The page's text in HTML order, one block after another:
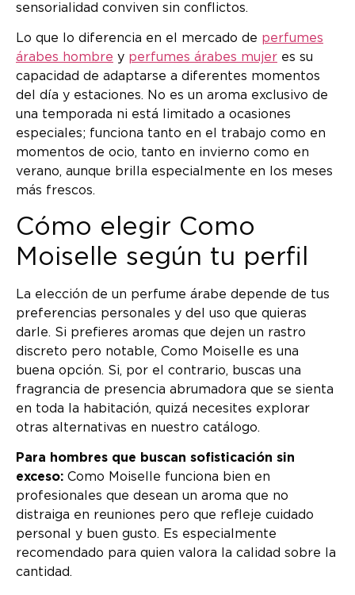
sensorialidad conviven sin conflictos.
Lo que lo diferencia en el mercado de perfumes
árabes hombre y perfumes árabes mujer es su
capacidad de adaptarse a diferentes momentos
del día y estaciones. No es un aroma exclusivo de
una temporada ni está limitado a ocasiones
especiales; funciona tanto en el trabajo como en
momentos de ocio, tanto en invierno como en
verano, aunque brilla especialmente en los meses
más frescos.
Cómo elegir Como
Moiselle según tu perfil
La elección de un perfume árabe depende de tus
preferencias personales y del uso que quieras
darle. Si prefieres aromas que dejen un rastro
discreto pero notable, Como Moiselle es una
buena opción. Si, por el contrario, buscas una
fragrancia de presencia abrumadora que se sienta
en toda la habitación, quizá necesites explorar
otras alternativas en nuestro catálogo.
Para hombres que buscan sofisticación sin
exceso: Como Moiselle funciona bien en
profesionales que desean un aroma que no
distraiga en reuniones pero que refleje cuidado
personal y buen gusto. Es especialmente
recomendado para quien valora la calidad sobre la
cantidad.